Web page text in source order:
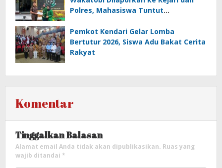
Polres, Mahasiswa Tuntut
Pemkot Kendari Gelar Lomba
Bertutur 2026, Siswa Adu Bakat Cerita
Rakyat
Komentar
Tinggalkan Balasan
Alamat email Anda tidak akan dipublikasikan. Ruas yang
wajib ditandai *